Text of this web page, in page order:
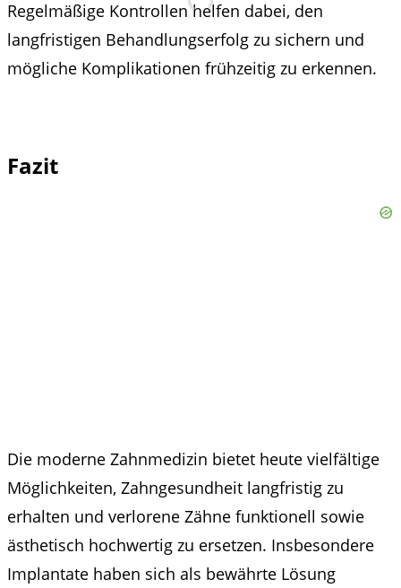
Regelmäßige Kontrollen helfen dabei, den
langfristigen Behandlungserfolg zu sichern und
mögliche Komplikationen frühzeitig zu erkennen.
Fazit
Die moderne Zahnmedizin bietet heute vielfältige
Möglichkeiten, Zahngesundheit langfristig zu
erhalten und verlorene Zähne funktionell sowie
ästhetisch hochwertig zu ersetzen. Insbesondere
Implantate haben sich als bewährte Lösung